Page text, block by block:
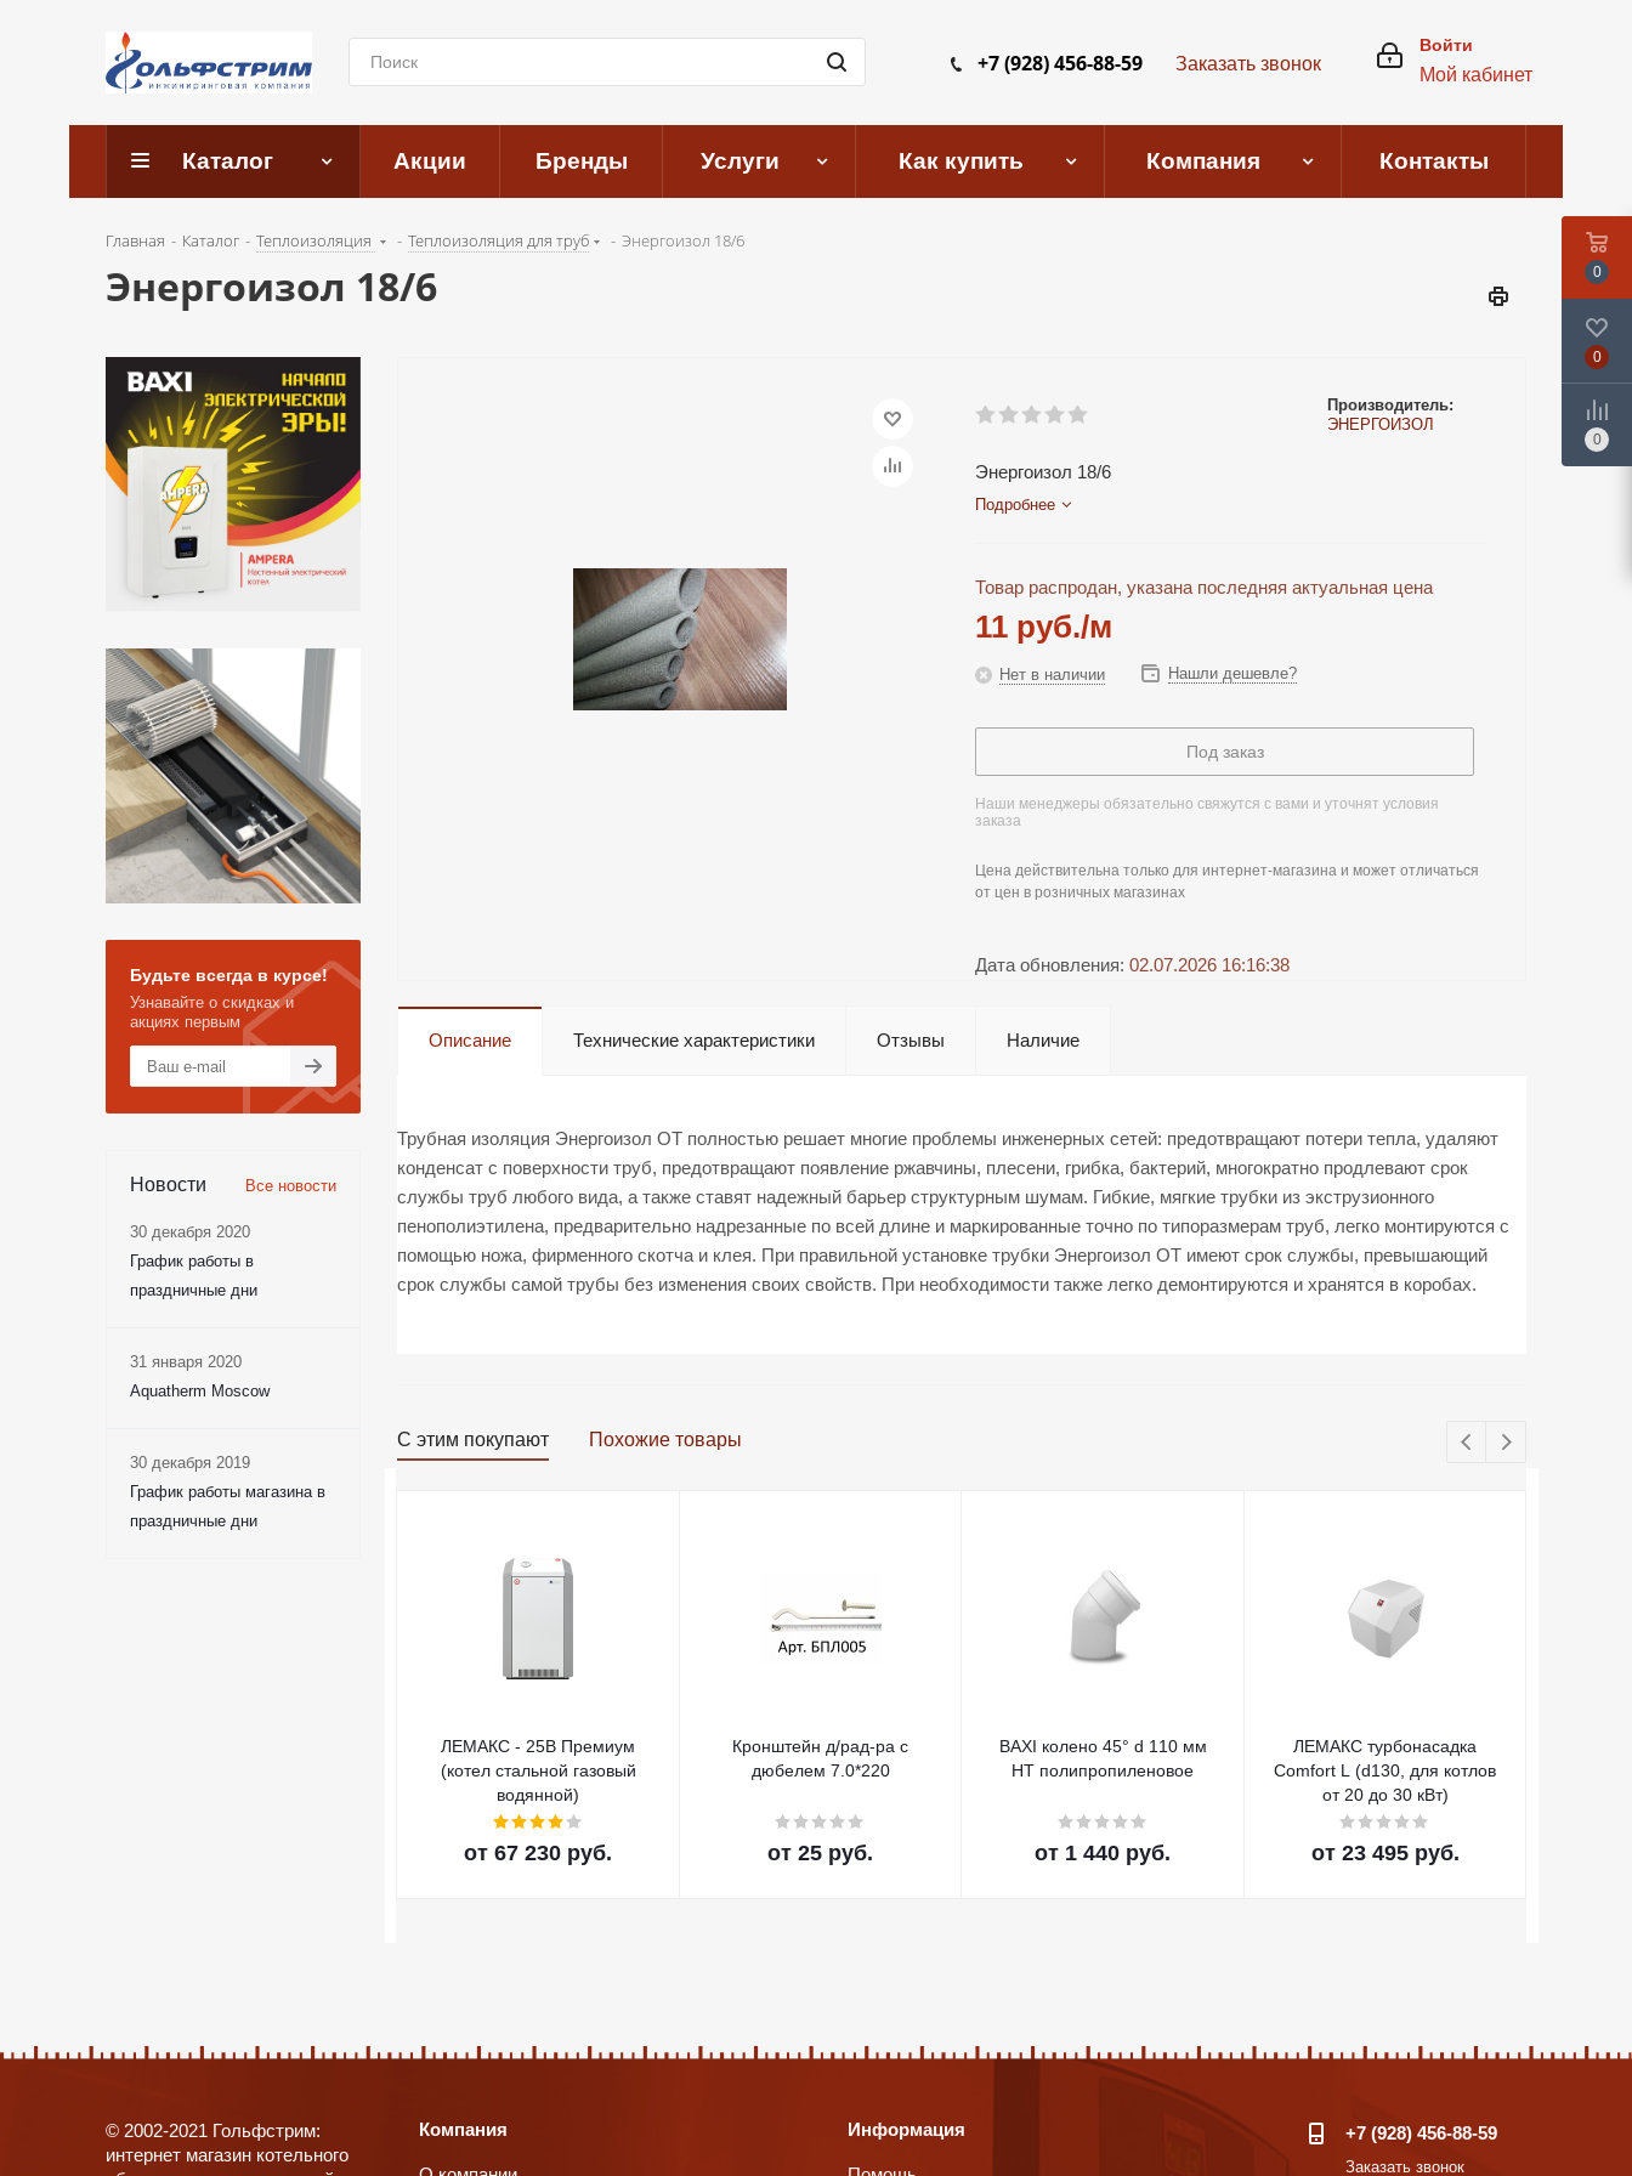
Войти
Мой кабинет
+7 (928) 456-88-59 Заказать звонок
Каталог Акции Бренды Услуги Как купить Компания Контакты
Главная - Каталог - Теплоизоляция - Теплоизоляция для труб - Энергоизол 18/6
Энергоизол 18/6
Производитель:
ЭНЕРГОИЗОЛ
Энергоизол 18/6
Подробнее
Товар распродан, указана последняя актуальная цена
11 руб./м
Нет в наличии Нашли дешевле?
Под заказ
Наши менеджеры обязательно свяжутся с вами и уточнят условия
заказа
Цена действительна только для интернет-магазина и может отличаться
от цен в розничных магазинах
Дата обновления: 02.07.2026 16:16:38
Описание Технические характеристики Отзывы Наличие
Трубная изоляция Энергоизол ОТ полностью решает многие проблемы инженерных сетей: предотвращают потери тепла, удаляют
конденсат с поверхности труб, предотвращают появление ржавчины, плесени, грибка, бактерий, многократно продлевают срок
службы труб любого вида, а также ставят надежный барьер структурным шумам. Гибкие, мягкие трубки из экструзионного
пенополиэтилена, предварительно надрезанные по всей длине и маркированные точно по типоразмерам труб, легко монтируются с
помощью ножа, фирменного скотча и клея. При правильной установке трубки Энергоизол ОТ имеют срок службы, превышающий
срок службы самой трубы без изменения своих свойств. При необходимости также легко демонтируются и хранятся в коробах.
С этим покупают Похожие товары
ЛЕМАКС - 25В Премиум
(котел стальной газовый
водянной)
от67 230 руб.
Кронштейн д/рад-ра с
дюбелем 7.0*220
от25 руб.
BAXI колено 45° d 110 мм
HT полипропиленовое
от 1 440 руб.
ЛЕМАКС турбонасадка
Comfort L (d130, для котлов
от 20 до 30 кВт)
от 23 495 руб.
Будьте всегда в курсе!
Узнавайте о скидках и
акциях первым
Новости Все новости
30 декабря 2020
График работы в
праздничные дни
31 января 2020
Aquatherm Moscow
30 декабря 2019
График работы магазина в
праздничные дни
© 2002-2021 Гольфстрим:
интернет магазин котельного
Компания Информация +7 (928) 456-88-59
Заказать звонок
0
0
0